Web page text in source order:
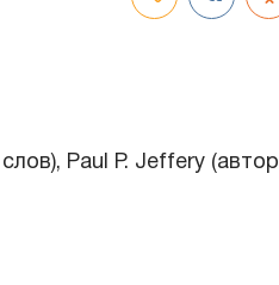
Paul P. Jeffery (автор